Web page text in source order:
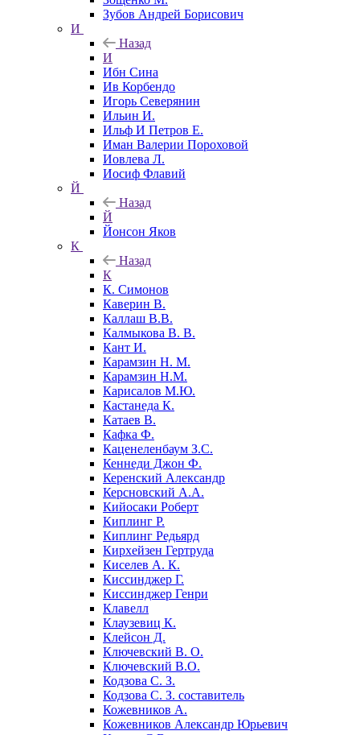
Зубов Андрей Борисович
И
Назад
И
Ибн Сина
Ив Корбендо
Игорь Северянин
Ильин И.
Ильф И Петров Е.
Иман Валерии Пороховой
Иовлева Л.
Иосиф Флавий
Й
Назад
Й
Йонсон Яков
К
Назад
К
К. Симонов
Каверин В.
Каллаш В.В.
Калмыкова В. В.
Кант И.
Карамзин Н. М.
Карамзин Н.М.
Карисалов М.Ю.
Кастанеда К.
Катаев В.
Кафка Ф.
Каценеленбаум З.С.
Кеннеди Джон Ф.
Керенский Александр
Керсновский А.А.
Кийосаки Роберт
Киплинг Р.
Киплинг Редьярд
Кирхейзен Гертруда
Киселев А. К.
Киссинджер Г.
Киссинджер Генри
Клавелл
Клаузевиц К.
Клейсон Д.
Ключевский В. О.
Ключевский В.О.
Кодзова С. З.
Кодзова С. З. составитель
Кожевников А.
Кожевников Александр Юрьевич